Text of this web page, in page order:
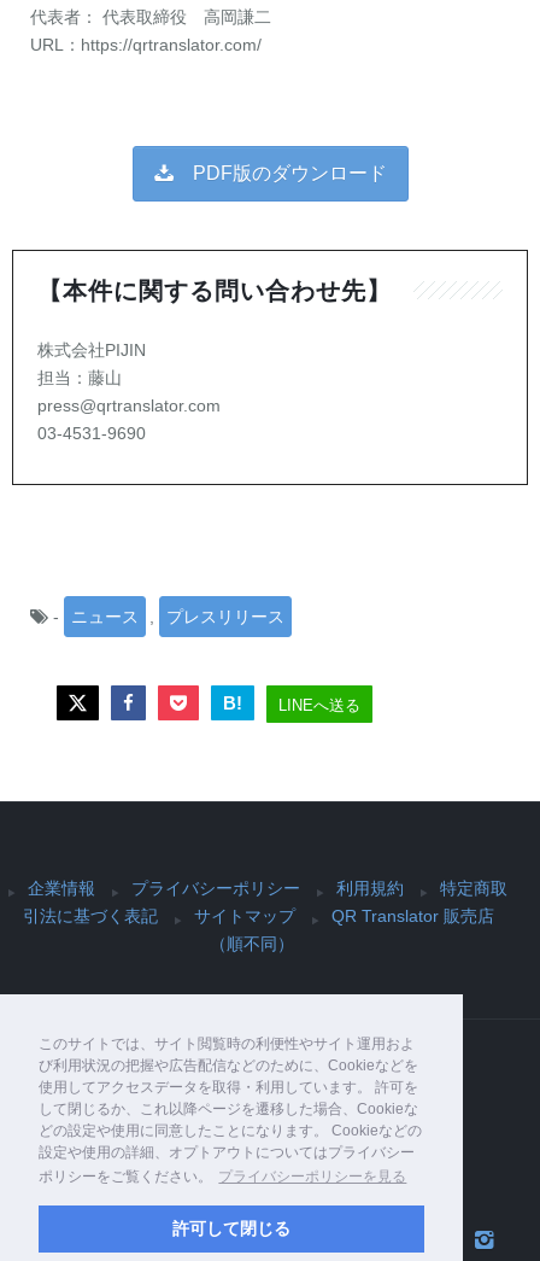
このサイトでは、サイト閲覧時の利便性やサイト運用およ
び利用状況の把握や広告配信などのために、Cookieなどを
使用してアクセスデータを取得・利用しています。 許可を
して閉じるか、これ以降ページを遷移した場合、Cookieな
どの設定や使用に同意したことになります。 Cookieなどの
設定や使用の詳細、オプトアウトについてはプライバシー
ポリシーをご覧ください。
プライバシーポリシーを見る
許可して閉じる
代表者： 代表取締役 高岡謙二
URL：https://qrtranslator.com/
PDF版のダウンロード
【本件に関する問い合わせ先】
株式会社PIJIN
担当：藤山
press@qrtranslator.com
03-4531-9690
- ニュース プレスリリース
B! LINEへ送る
企業情報 プライバシーポリシー 利用規約
特定商取
引法に基づく表記
サイトマップ
QR Translator 販売店
（順不同）
Copyright© PIJIN Co., Ltd. , 2026 All Rights
Reserved.